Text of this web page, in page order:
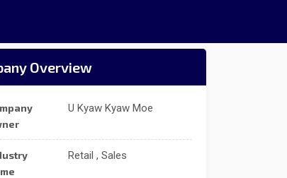
Overview
U Kyaw Kyaw Moe
Retail , Sales